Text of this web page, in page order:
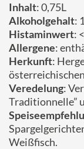
Inhalt: 0,75L
Alkoholgehalt:
Histaminwert:
Allergene:
Herkunft:
Veredelung:
Traditionnelle”
Weißfisch.